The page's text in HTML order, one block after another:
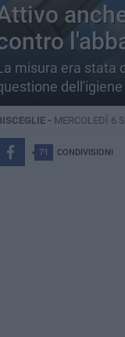
misura era stata
- MERCOLEDÌ 6
71 CONDIVISIONI